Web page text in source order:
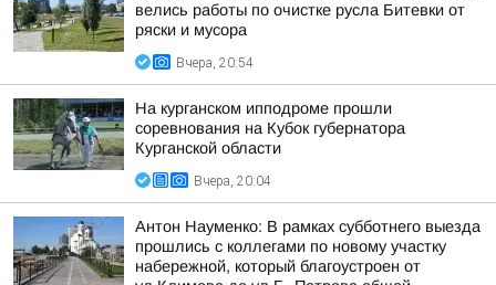
велись работы по очистке русла Битевки от
ряски и мусора
Вчера, 20:54
На курганском ипподроме прошли
соревнования на Кубок губернатора
Курганской области
Вчера, 20:04
Антон Науменко: В рамках субботнего выезда
прошлись с коллегами по новому участку
набережной, который благоустроен от